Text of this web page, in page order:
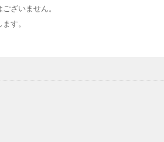
ざいません。
す。